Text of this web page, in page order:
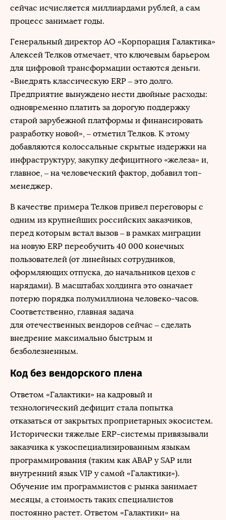
сейчас исчисляется миллиардами рублей, а сам
процесс занимает годы.
Генеральный директор АО «Корпорация Галактика»
Алексей Телков отмечает, что ключевым барьером
для цифровой трансформации остаются деньги.
«Внедрять классическую ERP – это долго.
Предприятие вынуждено нести двойные расходы:
одновременно платить за дорогую поддержку
старой зарубежной платформы и финансировать
разработку новой», – отметил Телков. К этому
добавляются колоссальные скрытые издержки на
инфраструктуру, закупку дефицитного «железа» и,
главное, – на человеческий фактор, добавил топ-
менеджер.
В качестве примера Телков привел переговоры с
одним из крупнейших российских заказчиков,
перед которым встал вызов – в рамках миграции
на новую ERP переобучить 40 000 конечных
пользователей (от линейных сотрудников,
оформляющих отпуска, до начальников цехов с
нарядами). В масштабах холдинга это означает
потерю порядка полумиллиона человеко-часов.
Соответственно, главная задача
для отечественных вендоров сейчас – сделать
внедрение максимально быстрым и
безболезненным.
Код без вендорского плена
Ответом «Галактики» на кадровый и
технологический дефицит стала попытка
отказаться от закрытых проприетарных экосистем.
Исторически тяжелые ERP-системы привязывали
заказчика к узкоспециализированным языкам
программирования (таким как ABAP у SAP или
внутренний язык VIP у самой «Галактики»).
Обучение им программистов с рынка занимает
месяцы, а стоимость таких специалистов
постоянно растет. Ответом «Галактики» на